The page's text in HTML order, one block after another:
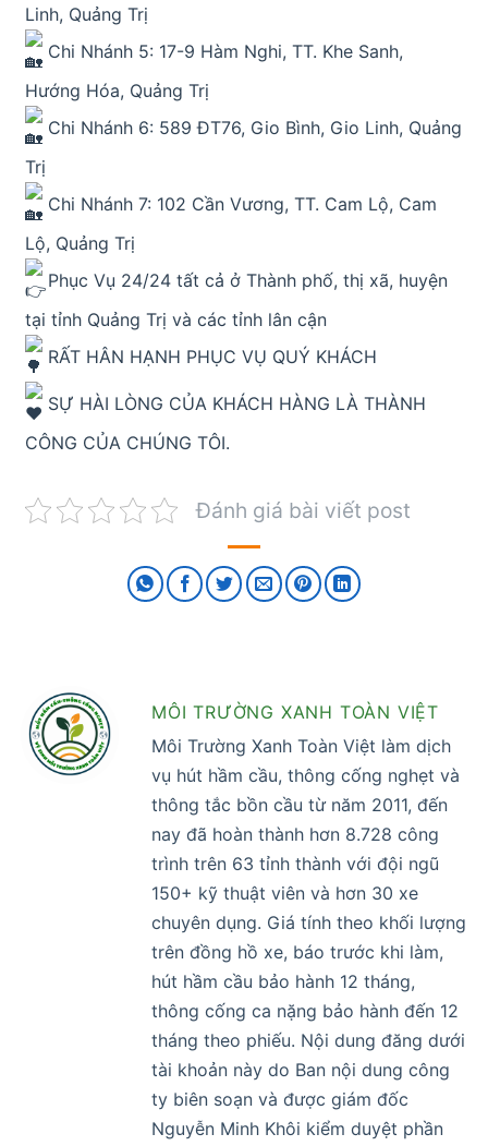
Linh, Quảng Trị
Chi Nhánh 5: 17-9 Hàm Nghi, TT. Khe Sanh,
Hướng Hóa, Quảng Trị
Chi Nhánh 6: 589 ĐT76, Gio Bình, Gio Linh, Quảng
Trị
Chi Nhánh 7: 102 Cần Vương, TT. Cam Lộ, Cam
Lộ, Quảng Trị
Phục Vụ 24/24 tất cả ở Thành phố, thị xã, huyện
tại tỉnh Quảng Trị và các tỉnh lân cận
RẤT HÂN HẠNH PHỤC VỤ QUÝ KHÁCH
SỰ HÀI LÒNG CỦA KHÁCH HÀNG LÀ THÀNH
CÔNG CỦA CHÚNG TÔI.
Đánh giá bài viết post
MÔI TRƯỜNG XANH TOÀN VIỆT
Môi Trường Xanh Toàn Việt làm dịch
vụ hút hầm cầu, thông cống nghẹt và
thông tắc bồn cầu từ năm 2011, đến
nay đã hoàn thành hơn 8.728 công
trình trên 63 tỉnh thành với đội ngũ
150+ kỹ thuật viên và hơn 30 xe
chuyên dụng. Giá tính theo khối lượng
trên đồng hồ xe, báo trước khi làm,
hút hầm cầu bảo hành 12 tháng,
thông cống ca nặng bảo hành đến 12
tháng theo phiếu. Nội dung đăng dưới
tài khoản này do Ban nội dung công
ty biên soạn và được giám đốc
Nguyễn Minh Khôi kiểm duyệt phần